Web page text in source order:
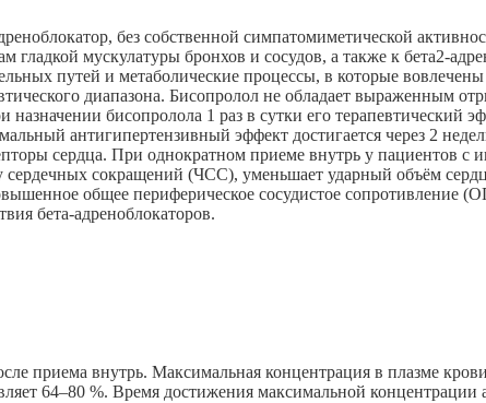
без собственной симпатомиметической
гладкой мускулатуры бронхов и сосудов, а также к бета2-
путей и метаболические процессы, в которые
диапазона. Бисопролол не обладает выраженным
бисопролола 1 раз в сутки его терапевтический
антигипертензивный эффект достигается через 2
сердца. При однократном приеме внутрь у пациентов с
сокращений (ЧСС), уменьшает ударный объём
общее периферическое сосудистое
бета-адреноблокаторов.
приема внутрь. Максимальная концентрация в плазме
64–80 %. Время достижения максимальной